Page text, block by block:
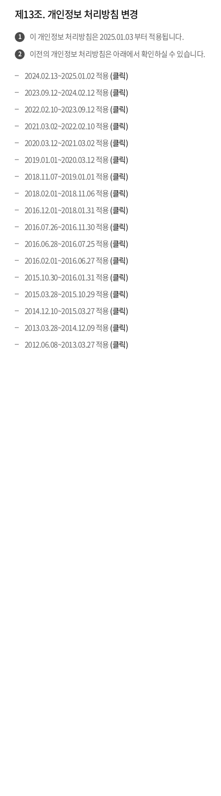
제13조. 개인정보 처리방침 변경
1 이 개인정보 처리방침은 2025.01.03 부터 적용됩니다.
2
이전의 개인정보 처리방침은 아래에서 확인하실 수 있습니다.
2024.02.13~2025.01.02 적용(클릭)
2023.09.12~2024.02.12 적용(클릭)
2022.02.10~2023.09.12 적용(클릭)
2021.03.02~2022.02.10 적용(클릭)
2020.03.12~2021.03.02 적용(클릭)
2019.01.01~2020.03.12 적용(클릭)
2018.11.07~2019.01.01 적용(클릭)
2018.02.01~2018.11.06 적용(클릭)
2016.12.01~2018.01.31 적용(클릭)
2016.07.26~2016.11.30 적용(클릭)
2016.06.28~2016.07.25 적용(클릭)
2016.02.01~2016.06.27 적용(클릭)
2015.10.30~2016.01.31 적용(클릭)
2015.03.28~2015.10.29 적용(클릭)
2014.12.10~2015.03.27 적용(클릭)
2013.03.28~2014.12.09 적용(클릭)
2012.06.08~2013.03.27 적용(클릭)